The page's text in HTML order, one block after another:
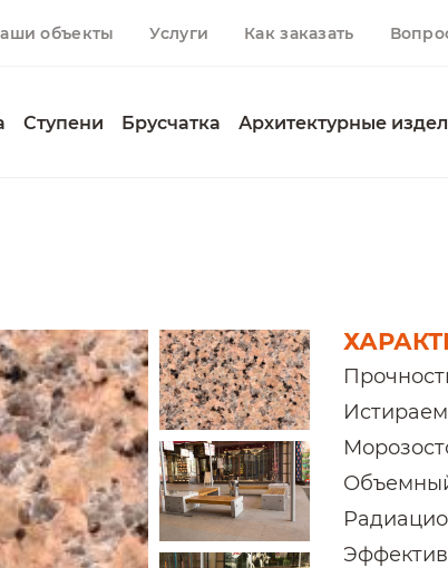
объекты Услуги Как заказать
Ступени Брусчатка Архитектурные